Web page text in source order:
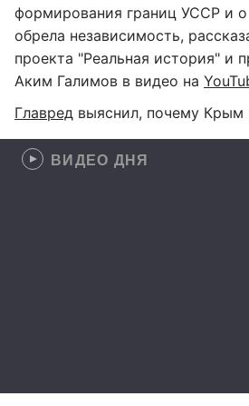
формирования границ УССР и
обрела независимость,
проекта "Реальная история" и
Аким Галимов в видео на
Главред выяснил, почему Крым
ВИДЕО ДНЯ